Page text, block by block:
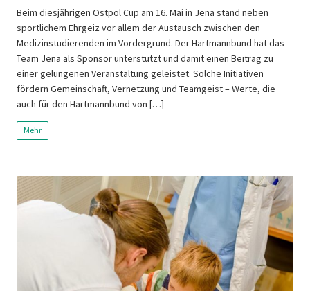
Beim diesjährigen Ostpol Cup am 16. Mai in Jena stand neben
sportlichem Ehrgeiz vor allem der Austausch zwischen den
Medizinstudierenden im Vordergrund. Der Hartmannbund hat das
Team Jena als Sponsor unterstützt und damit einen Beitrag zu
einer gelungenen Veranstaltung geleistet. Solche Initiativen
fördern Gemeinschaft, Vernetzung und Teamgeist – Werte, die
auch für den Hartmannbund von […]
Mehr